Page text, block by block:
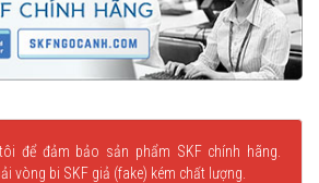
để đảm bảo sản phẩm SKF chính hãng.
vòng bi SKF giả (fake) kém chất lượng.